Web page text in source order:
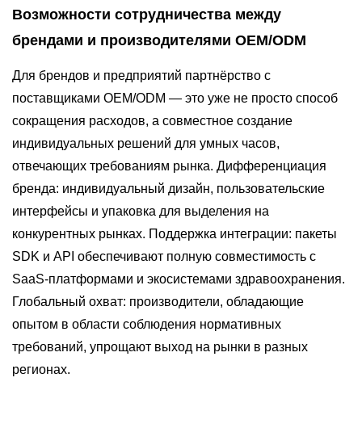
Возможности сотрудничества между
брендами и производителями OEM/ODM
Для брендов и предприятий партнёрство с
поставщиками OEM/ODM — это уже не просто способ
сокращения расходов, а совместное создание
индивидуальных решений для умных часов,
отвечающих требованиям рынка. Дифференциация
бренда: индивидуальный дизайн, пользовательские
интерфейсы и упаковка для выделения на
конкурентных рынках. Поддержка интеграции: пакеты
SDK и API обеспечивают полную совместимость с
SaaS-платформами и экосистемами здравоохранения.
Глобальный охват: производители, обладающие
опытом в области соблюдения нормативных
требований, упрощают выход на рынки в разных
регионах.